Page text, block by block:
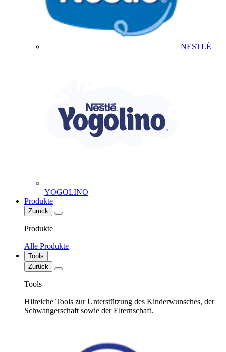
NESTLÉ
YOGOLINO
Produkte
Zurück
Produkte
Alle Produkte
Tools
Zurück
Tools
Hilreiche Tools zur Unterstützung des Kinderwunsches, der
Schwangerschaft sowie der Elternschaft.